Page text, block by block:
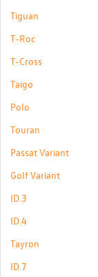
Tiguan
T-Roc
T-Cross
Taigo
Polo
Touran
Passat Variant
Golf Variant
ID.3
ID.4
Tayron
ID.7